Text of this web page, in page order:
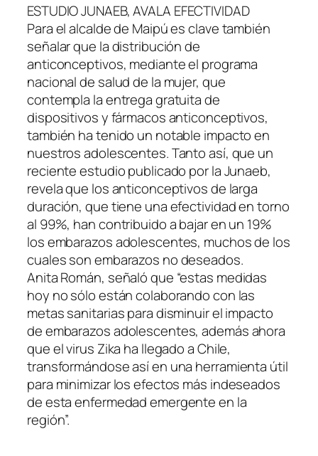
ESTUDIO JUNAEB, AVALA EFECTIVIDAD
Para el alcalde de Maipú es clave también
señalar que la distribución de
anticonceptivos, mediante el programa
nacional de salud de la mujer, que
contempla la entrega gratuita de
dispositivos y fármacos anticonceptivos,
también ha tenido un notable impacto en
nuestros adolescentes. Tanto así, que un
reciente estudio publicado por la Junaeb,
revela que los anticonceptivos de larga
duración, que tiene una efectividad en torno
al 99%, han contribuido a bajar en un 19%
los embarazos adolescentes, muchos de los
cuales son embarazos no deseados.
Anita Román, señaló que “estas medidas
hoy no sólo están colaborando con las
metas sanitarias para disminuir el impacto
de embarazos adolescentes, además ahora
que el virus Zika ha llegado a Chile,
transformándose así en una herramienta útil
para minimizar los efectos más indeseados
de esta enfermedad emergente en la
región”.